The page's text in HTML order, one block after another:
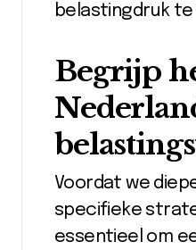
belastingdruk te
Begrijp
Voordat we
specifieke
essentieel om